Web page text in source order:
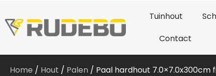
Tuinhout
Contact
Home / Hout / Palen / Paal hardhout 7.0×7.0x300cm